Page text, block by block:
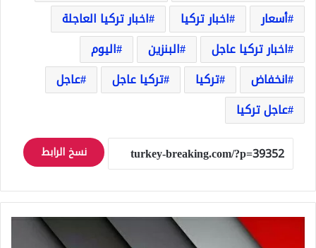
أسعار
اخبار تركيا
اخبار تركيا العاجلة
اخبار تركيا عاجل
البنزين
اليوم
انخفاض
تركيا تركيا عاجل
عاجل
عاجل تركيا
نسخ الرابط